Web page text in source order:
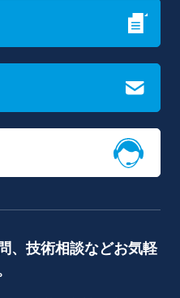
、技術相談などお気軽